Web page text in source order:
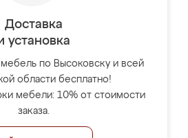
Доставка
установка
по Высоковску и всей
области бесплатно!
мебели: 10% от стоимости
заказа.